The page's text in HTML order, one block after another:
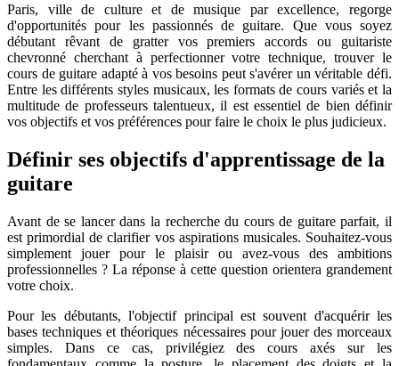
Paris, ville de culture et de musique par excellence, regorge
d'opportunités pour les passionnés de guitare. Que vous soyez
débutant rêvant de gratter vos premiers accords ou guitariste
chevronné cherchant à perfectionner votre technique, trouver le
cours de guitare adapté à vos besoins peut s'avérer un véritable défi.
Entre les différents styles musicaux, les formats de cours variés et la
multitude de professeurs talentueux, il est essentiel de bien définir
vos objectifs et vos préférences pour faire le choix le plus judicieux.
Définir ses objectifs d'apprentissage de la
guitare
Avant de se lancer dans la recherche du cours de guitare parfait, il
est primordial de clarifier vos aspirations musicales. Souhaitez-vous
simplement jouer pour le plaisir ou avez-vous des ambitions
professionnelles ? La réponse à cette question orientera grandement
votre choix.
Pour les débutants, l'objectif principal est souvent d'acquérir les
bases techniques et théoriques nécessaires pour jouer des morceaux
simples. Dans ce cas, privilégiez des cours axés sur les